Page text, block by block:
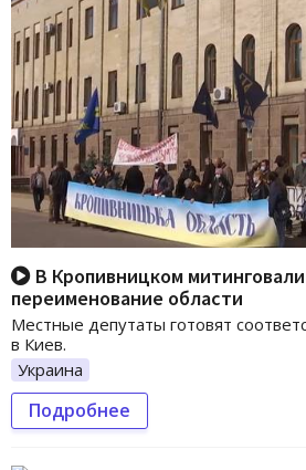
В Кропивницком
переименование области
Местные депутаты готовят
в Киев.
Украина
Подробнее